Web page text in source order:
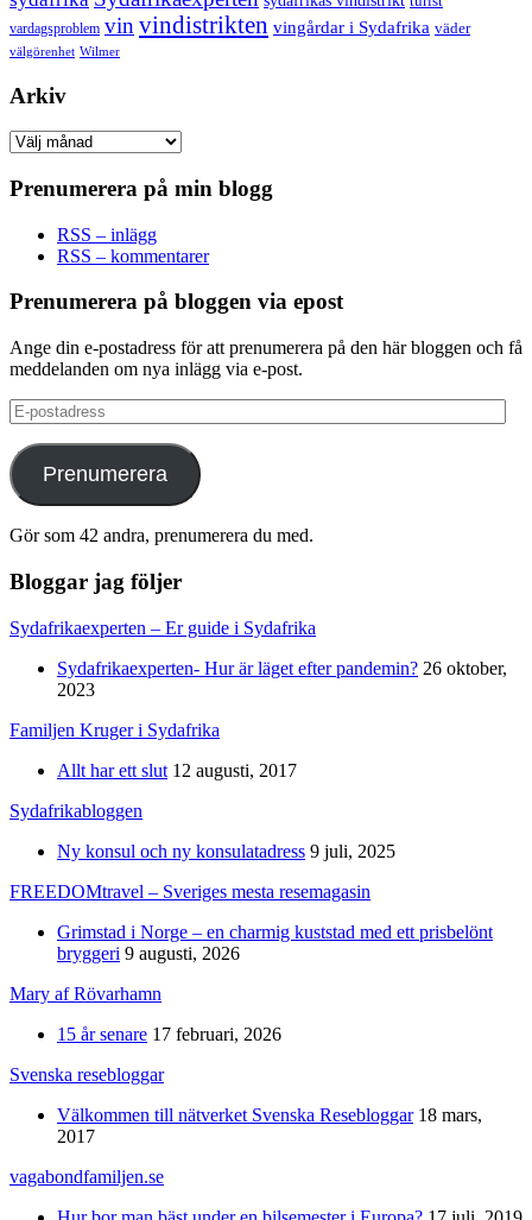
vardagsproblem vin vindistrikten vingårdar i Sydafrika väder
välgörenhet Wilmer
Arkiv
Arkiv
Prenumerera på min blogg
RSS – inlägg
RSS – kommentarer
Prenumerera på bloggen via epost
Ange din e-postadress för att prenumerera på den här bloggen och få
meddelanden om nya inlägg via e-post.
E-
postadress
Prenumerera
Gör som 42 andra, prenumerera du med.
Bloggar jag följer
Sydafrikaexperten – Er guide i Sydafrika
Sydafrikaexperten- Hur är läget efter pandemin? 26 oktober,
2023
Familjen Kruger i Sydafrika
Allt har ett slut 12 augusti, 2017
Sydafrikabloggen
Ny konsul och ny konsulatadress 9 juli, 2025
FREEDOMtravel – Sveriges mesta resemagasin
Grimstad i Norge – en charmig kuststad med ett prisbelönt
bryggeri 9 augusti, 2026
Mary af Rövarhamn
15 år senare 17 februari, 2026
Svenska resebloggar
Välkommen till nätverket Svenska Resebloggar 18 mars,
2017
vagabondfamiljen.se